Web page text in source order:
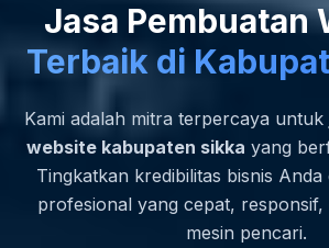
Jasa Pembuatan
Terbaik di
Kami adalah mitra terpercaya untuk
website kabupaten sikka yang
Tingkatkan kredibilitas bisnis Anda
profesional yang cepat, responsif,
mesin pencari.